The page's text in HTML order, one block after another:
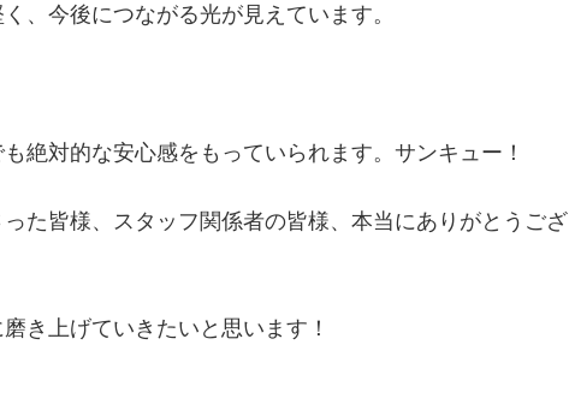
今後につながる光が見えています。
絶対的な安心感をもっていられます。サンキュー！
た皆様、スタッフ関係者の皆様、本当にありがとうござ
き上げていきたいと思います！